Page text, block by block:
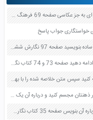
یکی از هنرمندان معاصر مورد علاقه خود را در هر رشته ای به جز عکاسی صفحه 69 فرهنگ و هنر نهم
خواستگاری جواب پاسخ
یکی از حکایت هایی را که تا به حال شنیده اید به زبان ساده بنویسید صفحه 97 نگارش ششم دبستان
یکی از متن های ناتمام زیر را انتخاب کنید و نوشته را ادامه دهید صفحه 73 و 74 کتاب نگارش فارسی پنجم دبستان
یکی از درس های مندرج در کتاب درسی خود را خلاصه کنید سپس متن خلاصه شده را با بهره گیری از روش های دسته بندی نمودار جدول نقشه مفهومی نشان دهید صفحه 118 نگارش یازدهم
یکی از صدا های آبشار به هم خوردن برگ ها زنبور را در ذهنتان مجسم کنید و درباره آن یک بند بنویسید صفحه 11 نگارش پنجم
یکی از دو موضوع را به دلخواه انتخاب کن و یک بند درباره آن بنویس صفحه 35 کتاب نگارش فارسی سوم